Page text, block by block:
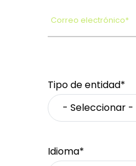
Correo electrónico*
Tipo de entidad*
Idioma*